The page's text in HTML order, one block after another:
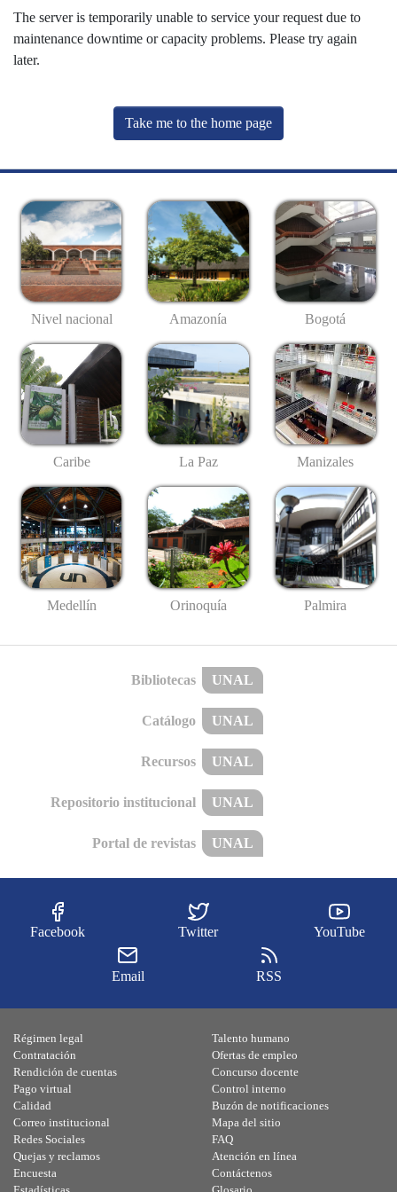
The server is temporarily unable to service your request due to
maintenance downtime or capacity problems. Please try again
later.
Take me to the home page
Nivel nacional Amazonía Bogotá
Caribe La Paz Manizales
Medellín Orinoquía Palmira
Bibliotecas UNAL
Catálogo UNAL
Recursos UNAL
Repositorio institucional UNAL
Portal de revistas UNAL
Facebook Twitter YouTube
Email RSS
Régimen legal
Contratación
Rendición de cuentas
Pago virtual
Calidad
Talento humano
Ofertas de empleo
Concurso docente
Control interno
Buzón de notificaciones
Correo institucional
Redes Sociales
Quejas y reclamos
Encuesta
Mapa del sitio
FAQ
Atención en línea
Contáctenos